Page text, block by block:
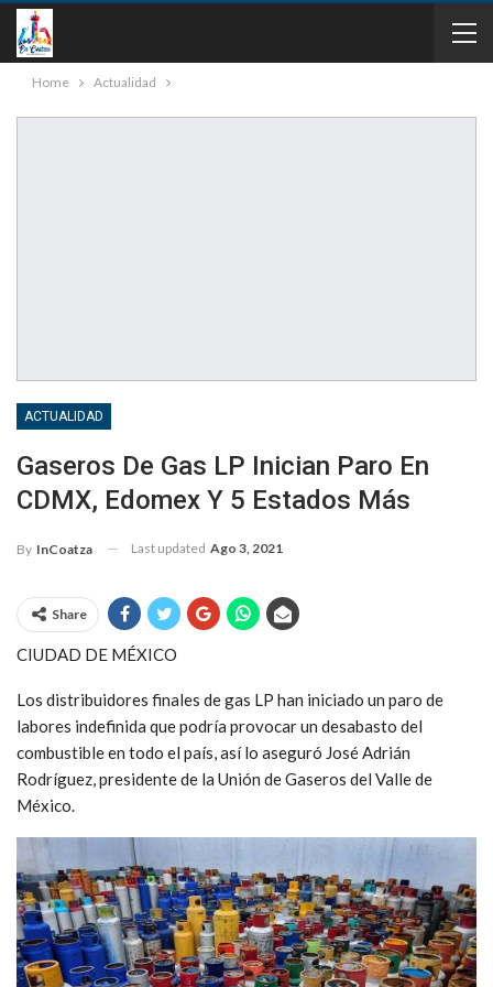
Home Actualidad
ACTUALIDAD
Gaseros De Gas LP Inician Paro En
CDMX, Edomex Y 5 Estados Más
By InCoatza Last updated Ago 3, 2021
Share
CIUDAD DE MÉXICO
Los distribuidores finales de gas LP han iniciado un paro de
labores indefinida que podría provocar un desabasto del
combustible en todo el país, así lo aseguró José Adrián
Rodríguez, presidente de la Unión de Gaseros del Valle de
México.